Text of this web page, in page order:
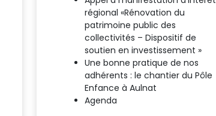
régional «Rénovation du
patrimoine public des
collectivités – Dispositif de
soutien en investissement »
Une bonne pratique de nos
adhérents : le chantier du Pôle
Enfance à Aulnat
Agenda